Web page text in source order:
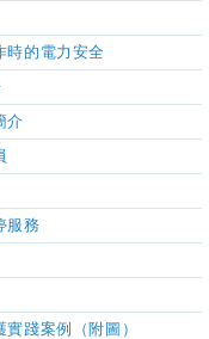
時的電力安全
介
服務
踐案例（附圖）